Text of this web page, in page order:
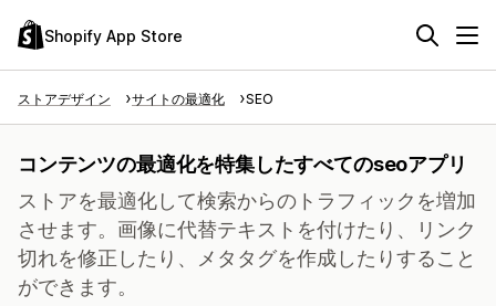
Shopify App Store
ストアデザイン サイトの最適化 SEO
コンテンツの最適化を特集したすべてのseoアプリ
ストアを最適化して検索からのトラフィックを増加
させます。画像に代替テキストを付けたり、リンク
切れを修正したり、メタタグを作成したりすること
ができます。